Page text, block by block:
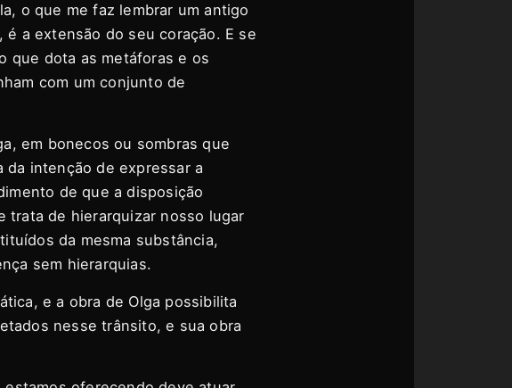
o que me faz lembrar um antigo
a extensão do seu coração. E se
que dota as metáforas e os
com um conjunto de
em bonecos ou sombras que
intenção de expressar a
de que a disposição
trata de hierarquizar nosso lugar
da mesma substância,
sem hierarquias.
e a obra de Olga possibilita
nesse trânsito, e sua obra